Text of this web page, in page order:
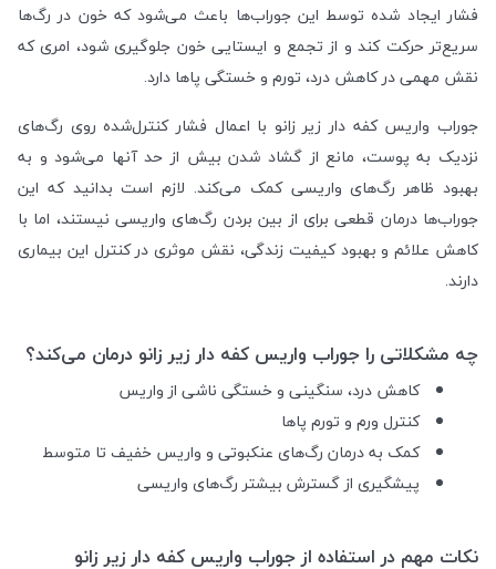
فشار ایجاد شده توسط این جوراب‌ها باعث می‌شود که خون در رگ‌ها
سریع‌تر حرکت کند و از تجمع و ایستایی خون جلوگیری شود، امری که
نقش مهمی در کاهش درد، تورم و خستگی پاها دارد.
جوراب واریس کفه دار زیر زانو با اعمال فشار کنترل‌شده روی رگ‌های
نزدیک به پوست، مانع از گشاد شدن بیش از حد آنها می‌شود و به
بهبود ظاهر رگ‌های واریسی کمک می‌کند. لازم است بدانید که این
جوراب‌ها درمان قطعی برای از بین بردن رگ‌های واریسی نیستند، اما با
کاهش علائم و بهبود کیفیت زندگی، نقش موثری در کنترل این بیماری
دارند.
چه مشکلاتی را جوراب واریس کفه دار زیر زانو درمان می‌کند؟
کاهش درد، سنگینی و خستگی ناشی از واریس
کنترل ورم و تورم پاها
کمک به درمان رگ‌های عنکبوتی و واریس خفیف تا متوسط
پیشگیری از گسترش بیشتر رگ‌های واریسی
نکات مهم در استفاده از جوراب واریس کفه دار زیر زانو